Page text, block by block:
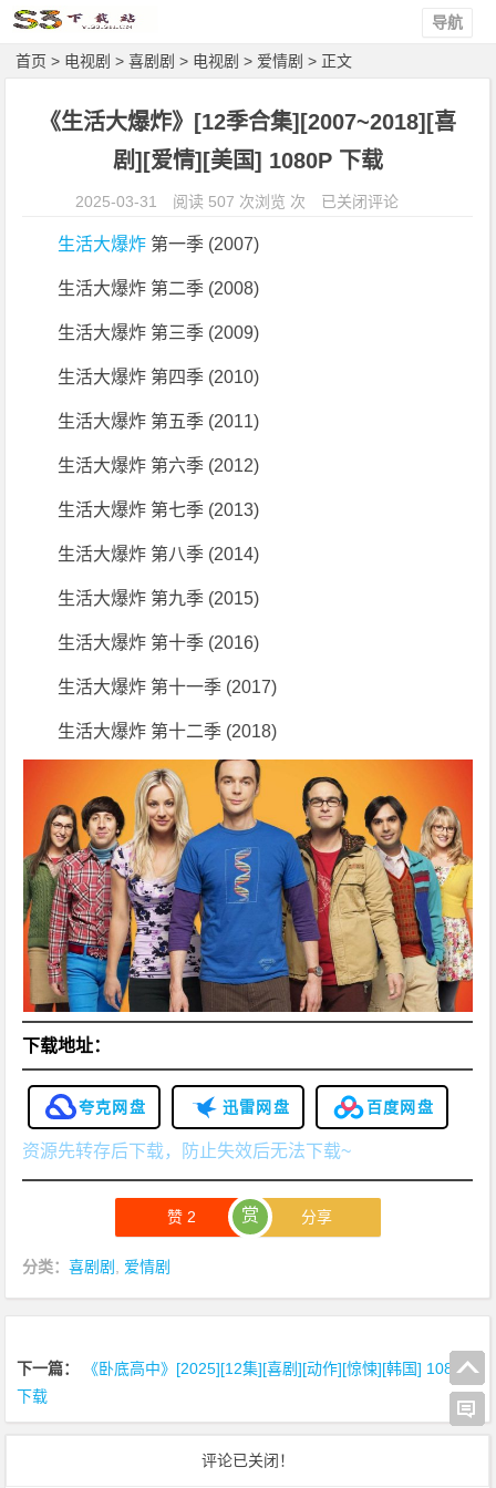
导航
首页 > 电视剧 >喜剧剧 > 电视剧 > 爱情剧 > 正文
《生活大爆炸》[12季合集][2007~2018][喜
剧][爱情][美国] 1080P 下载
2025-03-31 阅读 507 次浏览 次
《生
[爱
情]
[美
国]
1
0
8
0
P
已关闭评论
生活大爆炸 第一季 (2007)
生活大爆炸 第二季 (2008)
生活大爆炸 第三季 (2009)
生活大爆炸 第四季 (2010)
生活大爆炸 第五季 (2011)
生活大爆炸 第六季 (2012)
生活大爆炸 第七季 (2013)
生活大爆炸 第八季 (2014)
生活大爆炸 第九季 (2015)
生活大爆炸 第十季 (2016)
生活大爆炸 第十一季 (2017)
生活大爆炸 第十二季 (2018)
下载地址：
夸克网盘 迅雷网盘 百度网盘
资源先转存后下载，防止失效后无法下载~
赞2 赏 分享
分类：喜剧剧 爱情剧
下一篇：
《卧底高中》[2025][12集][喜剧][动作][惊悚][韩国] 1080P
下载
评论已关闭！